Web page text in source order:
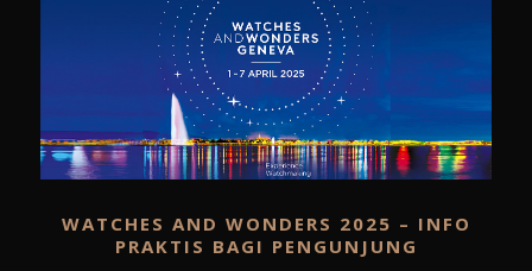
WATCHES AND WONDERS 2025 – INFO
PRAKTIS BAGI PENGUNJUNG